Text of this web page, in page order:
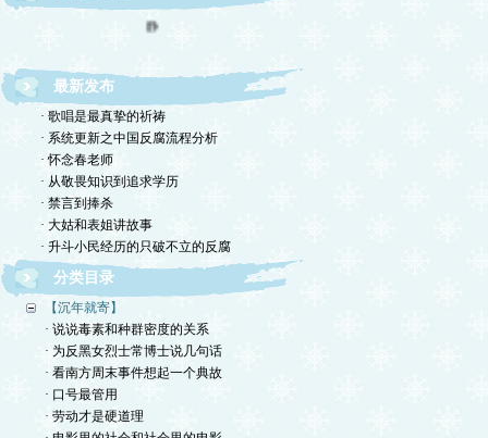
静
最新发布
· 歌唱是最真挚的祈祷
· 系统更新之中国反腐流程分析
· 怀念春老师
· 从敬畏知识到追求学历
· 禁言到捧杀
· 大姑和表姐讲故事
· 升斗小民经历的只破不立的反腐
分类目录
【沉年就寄】
· 说说毒素和种群密度的关系
· 为反黑女烈士常博士说几句话
· 看南方周末事件想起一个典故
· 口号最管用
· 劳动才是硬道理